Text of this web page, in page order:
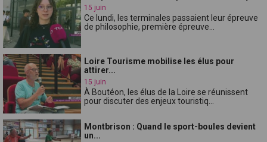
15 juin
Ce lundi, les terminales passaient leur épreuve
de philosophie, première épreuve...
Loire Tourisme mobilise les élus pour
attirer...
15 juin
À Boutéon, les élus de la Loire se réunissent
pour discuter des enjeux touristiq...
Montbrison : Quand le sport-boules devient
un...